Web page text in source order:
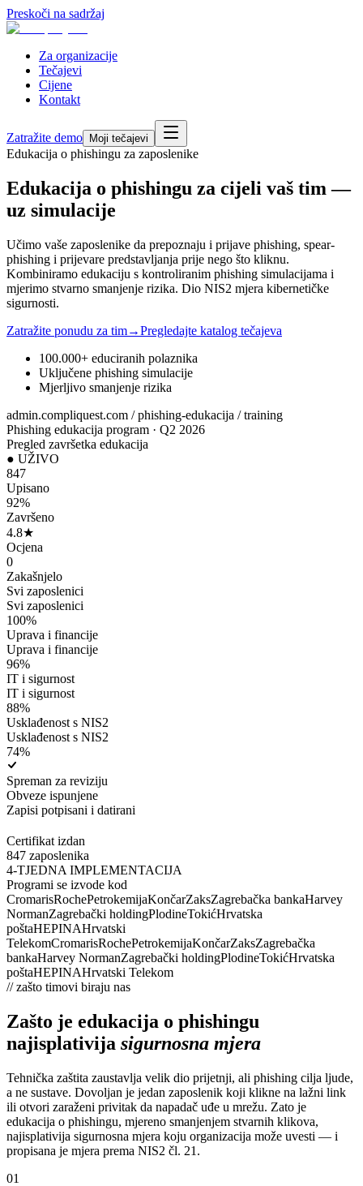
Preskoči na sadržaj
Za organizacije
Tečajevi
Cijene
Kontakt
Zatražite demo Moji tečajevi
Edukacija o phishingu za zaposlenike
Edukacija o phishingu za cijeli vaš tim —
uz simulacije
Učimo vaše zaposlenike da prepoznaju i prijave phishing, spear-
phishing i prijevare predstavljanja prije nego što kliknu.
Kombiniramo edukaciju s kontroliranim phishing simulacijama i
mjerimo stvarno smanjenje rizika. Dio NIS2 mjera kibernetičke
sigurnosti.
Zatražite ponudu za tim→Pregledajte katalog tečajeva
100.000+ educiranih polaznika
Uključene phishing simulacije
Mjerljivo smanjenje rizika
admin.compliquest.com / phishing-edukacija / training
Phishing edukacija program · Q2 2026
Pregled završetka edukacija
● UŽIVO
847
Upisano
92%
Završeno
4.8★
Ocjena
0
Zakašnjelo
Svi zaposlenici
Svi zaposlenici
100%
Uprava i financije
Uprava i financije
96%
IT i sigurnost
IT i sigurnost
88%
Usklađenost s NIS2
Usklađenost s NIS2
74%
Spreman za reviziju
Obveze ispunjene
Zapisi potpisani i datirani
Certifikat izdan
847 zaposlenika
4-TJEDNA IMPLEMENTACIJA
Programi se izvode kod
CromarisRochePetrokemijaKončarZaksZagrebačka bankaHarvey
NormanZagrebački holdingPlodineTokićHrvatska
poštaHEPINAHrvatski
TelekomCromarisRochePetrokemijaKončarZaksZagrebačka
bankaHarvey NormanZagrebački holdingPlodineTokićHrvatska
poštaHEPINAHrvatski Telekom
// zašto timovi biraju nas
Zašto je edukacija o phishingu
najisplativija sigurnosna mjera
Tehnička zaštita zaustavlja velik dio prijetnji, ali phishing cilja ljude,
a ne sustave. Dovoljan je jedan zaposlenik koji klikne na lažni link
ili otvori zaraženi privitak da napadač uđe u mrežu. Zato je
edukacija o phishingu, mjereno smanjenjem stvarnih klikova,
najisplativija sigurnosna mjera koju organizacija može uvesti — i
propisana je mjera prema NIS2 čl. 21.
01